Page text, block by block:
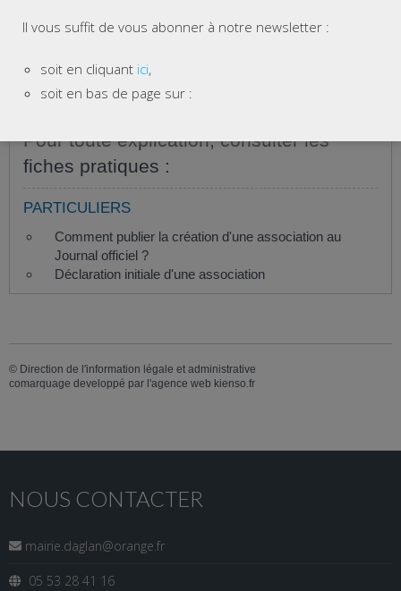
Direction de l'information légale et administrative (Dila) -
Pour toute explication, consulter les
fiches pratiques :
PARTICULIERS
Comment publier la création d'une association au
Journal officiel ?
Déclaration initiale d'une association
© Direction de l'information légale et administrative
comarquage developpé par l'agence web kienso.fr
NOUS CONTACTER
mairie.daglan@orange.fr
05 53 28 41 16
Il vous suffit de vous abonner à notre newsletter :
soit en cliquant ici,
soit en bas de page sur :